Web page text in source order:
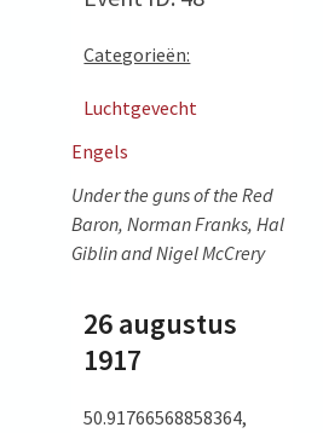
Categorieën:
Luchtgevecht
Engels
Under the guns of the Red
Baron, Norman Franks, Hal
Giblin and Nigel McCrery
26 augustus
1917
50.91766568858364,